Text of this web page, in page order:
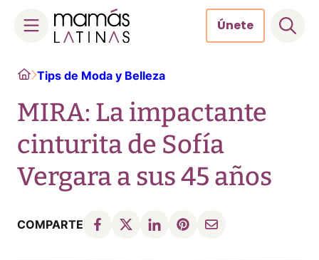
content
Únete
HomeTips de Moda y Belleza
MIRA: La impactante
cinturita de Sofía
Vergara a sus 45 años
COMPARTE